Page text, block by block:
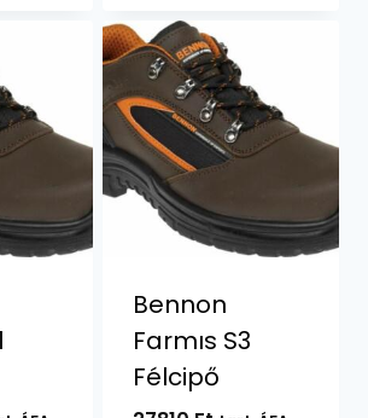
Bennon
Farmıs S3
Félcipő